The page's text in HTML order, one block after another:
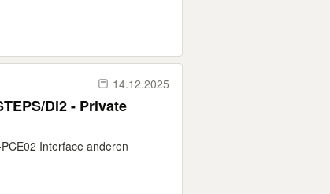
14.12.2025
Di2 - Private
Interface anderen